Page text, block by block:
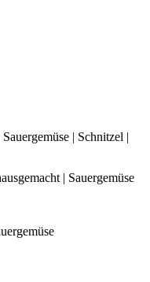
| Schnitzel |
| Sauergemüse